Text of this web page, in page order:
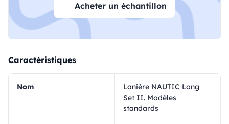
Acheter un échantillon
Caractéristiques
Nom
Lanière NAUTIC Long
Set II. Modèles
standards